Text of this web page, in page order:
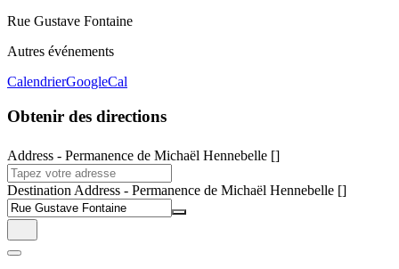
Rue Gustave Fontaine
Autres événements
CalendrierGoogleCal
Obtenir des directions
Address - Permanence de Michaël Hennebelle []
Destination Address - Permanence de Michaël Hennebelle []